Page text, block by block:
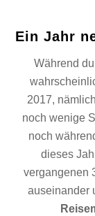
Ein Jahr
Während
2017,
noch wenige
noch
dieses
vergangenen
auseinander